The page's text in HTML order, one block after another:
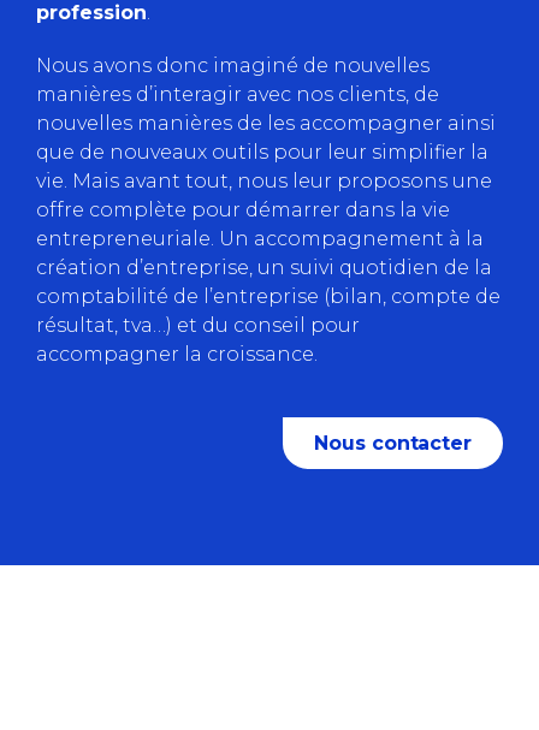
profession.
Nous avons donc imaginé de nouvelles
manières d’interagir avec nos clients, de
nouvelles manières de les accompagner ainsi
que de nouveaux outils pour leur simplifier la
vie. Mais avant tout, nous leur proposons une
offre complète pour démarrer dans la vie
entrepreneuriale. Un accompagnement à la
création d’entreprise, un suivi quotidien de la
comptabilité de l’entreprise (bilan, compte de
résultat, tva…) et du conseil pour
accompagner la croissance.
Nous contacter